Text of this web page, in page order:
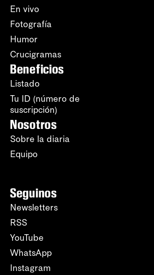
En vivo
Fotografía
Humor
Crucigramas
Beneficios
Listado
Tu ID (número de
suscripción)
Nosotros
Sobre la diaria
Equipo
Seguinos
Newsletters
RSS
YouTube
WhatsApp
Instagram